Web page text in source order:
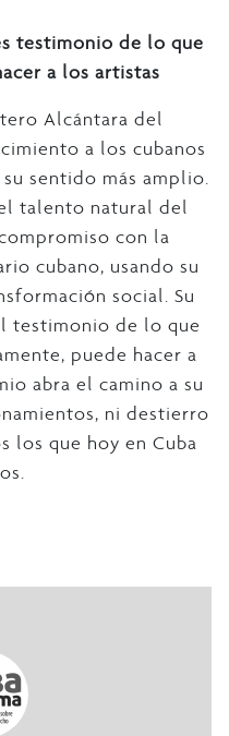
testimonio de lo que
a los artistas
Alcántara del
a los cubanos
sentido más amplio.
talento natural del
con la
cubano, usando su
social. Su
testimonio de lo que
puede hacer a
abra el camino a su
ni destierro
los que hoy en Cuba